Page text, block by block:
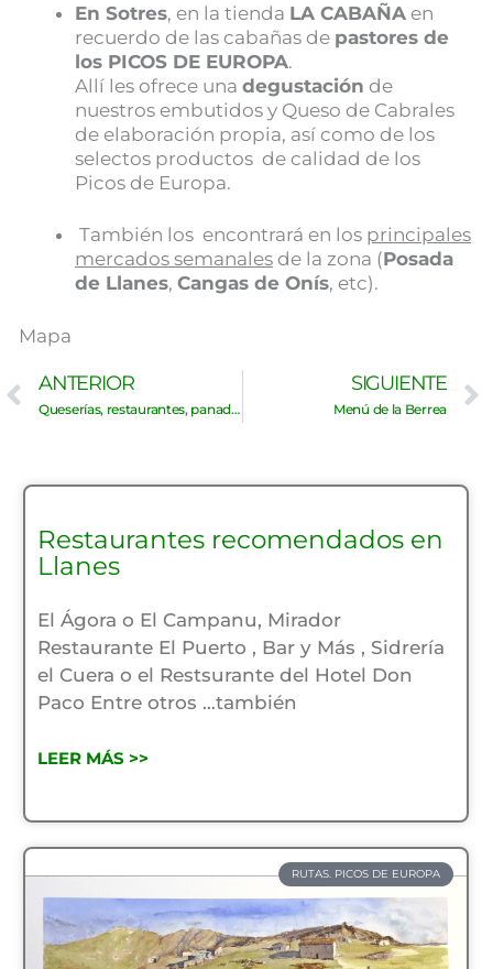
En Sotres, en la tienda LA CABAÑA en
recuerdo de las cabañas de pastores de
los PICOS DE EUROPA.
Allí les ofrece una degustación de
nuestros embutidos y Queso de Cabrales
de elaboración propia, así como de los
selectos productos de calidad de los
Picos de Europa.
También los encontrará en los principales
mercados semanales de la zona (Posada
de Llanes, Cangas de Onís, etc).
Mapa
Ant
ANTERIOR
Queserías, restaurantes, panadería y taxi.
SIGUIENTE
Menú de la Berrea
Restaurantes recomendados en
Llanes
El Ágora o El Campanu, Mirador
Restaurante El Puerto , Bar y Más , Sidrería
el Cuera o el Restsurante del Hotel Don
Paco Entre otros …también
LEER MÁS >>
RUTAS. PICOS DE EUROPA